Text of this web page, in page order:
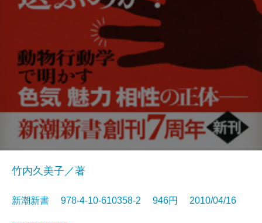
竹内久美子／著
新潮新書 978-4-10-610358-2 946円 2010/04/16